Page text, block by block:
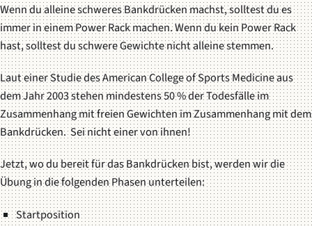
Wenn du alleine schweres Bankdrücken machst, solltest du es
immer in einem Power Rack machen. Wenn du kein Power Rack
hast, solltest du schwere Gewichte nicht alleine stemmen.
Laut einer Studie des American College of Sports Medicine aus
dem Jahr 2003 stehen mindestens 50 % der Todesfälle im
Zusammenhang mit freien Gewichten im Zusammenhang mit dem
Bankdrücken. Sei nicht einer von ihnen!
Jetzt, wo du bereit für das Bankdrücken bist, werden wir die
Übung in die folgenden Phasen unterteilen:
Startposition